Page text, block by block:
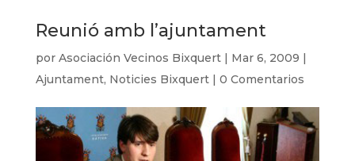
Reunió amb l’ajuntament
por Asociación Vecinos Bixquert| Mar 6, 2009 |
Ajuntament, Noticies Bixquert| 0 Comentarios